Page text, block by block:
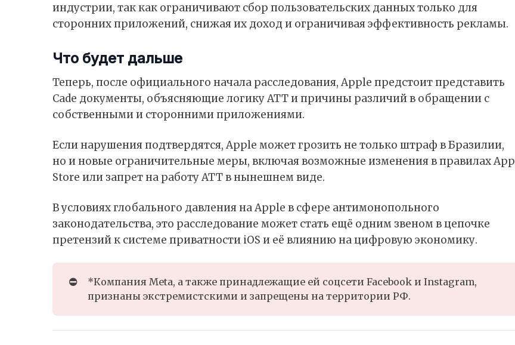
индустрии, так как ограничивают сбор пользовательских данных только для
сторонних приложений, снижая их доход и ограничивая эффективность рекламы.
Что будет дальше
Теперь, после официального начала расследования, Apple предстоит представить
Cade документы, объясняющие логику ATT и причины различий в обращении с
собственными и сторонними приложениями.
Если нарушения подтвердятся, Apple может грозить не только штраф в Бразилии,
но и новые ограничительные меры, включая возможные изменения в правилахApp
Store или запрет на работу ATT в нынешнем виде.
В условиях глобального давления на Apple в сфере антимонопольного
законодательства, это расследование может стать ещё одним звеном в цепочке
претензий к системе приватности iOS и её влиянию на цифровую экономику.
⛔
*Компания Meta, а также принадлежащие ей соцсети Facebook и Instagram,
признаны экстремистскими и запрещены на территории РФ.